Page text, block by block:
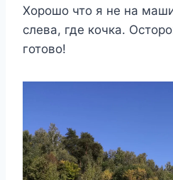
Хорошо что я не на
слева, где кочка.
готово!